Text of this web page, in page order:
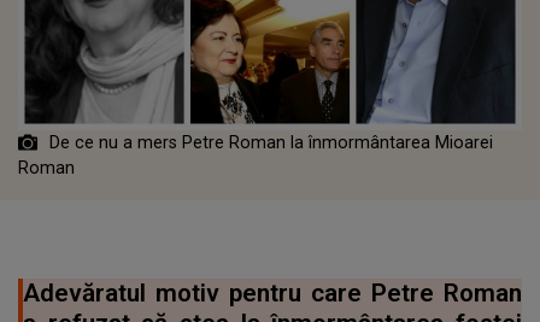
De ce nu a mers Petre Roman la înmormântarea Mioarei
Roman
Adevăratul motiv pentru care Petre Roman